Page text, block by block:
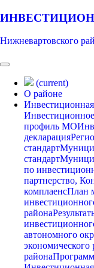
Нижневартовского
(current)
О районе
профиль МО
декларация
стандарт
стандарт
по
партнерство,
комплаенсПлан
района
автономного
экономического
района